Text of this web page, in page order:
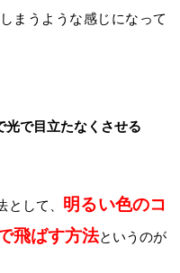
まうような感じになって
光で目立たなくさせる
して、 明るい色のコ
飛ばす方法というのが